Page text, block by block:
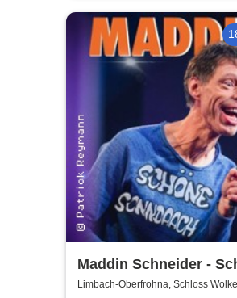
Maddin Schneider -
Sonndaach
Limbach-Oberfrohna, Schloss